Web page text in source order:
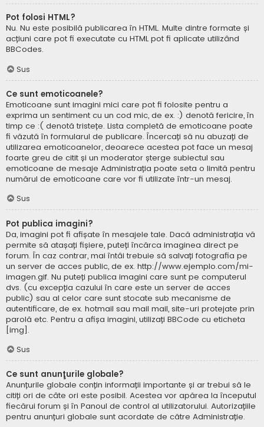
Pot folosi HTML?
Nu. Nu este posibilă publicarea în HTML. Multe dintre formate și
acțiuni care pot fi executate cu HTML pot fi aplicate utilizând
BBCodes.
Sus
Ce sunt emoticoanele?
Emoticoane sunt imagini mici care pot fi folosite pentru a
exprima un sentiment cu un cod mic, de ex. :) denotă fericire, în
timp ce :( denotă tristețe. Lista completă de emoticoane poate
fi văzută în formularul de publicare. Încercați să nu abuzați de
utilizarea emoticoanelor, deoarece acestea pot face un mesaj
foarte greu de citit și un moderator șterge subiectul sau
emoticoane de mesaje Administrația poate seta o limită pentru
numărul de emoticoane care vor fi utilizate într-un mesaj.
Sus
Pot publica imagini?
Da, imagini pot fi afișate în mesajele tale. Dacă administrația vă
permite să atașați fișiere, puteți încărca imaginea direct pe
forum. În caz contrar, mai întâi trebuie să salvați fotografia pe
un server de acces public, de ex. http://www.ejemplo.com/mi-
imagen.gif. Nu puteți publica imagini care sunt pe computerul
dvs. (cu excepția cazului în care este un server de acces
public) sau al celor care sunt stocate sub mecanisme de
autentificare, de ex. hotmail sau mail mail, site-uri protejate prin
parolă etc. Pentru a afișa imagini, utilizați BBCode cu eticheta
[img].
Sus
Ce sunt anunţurile globale?
Anunțurile globale conțin informații importante și ar trebui să le
citiți ori de câte ori este posibil. Acestea vor apărea la începutul
fiecărui forum și în Panoul de control al utilizatorului. Autorizațiile
pentru anunțuri globale sunt acordate de către Administrație.